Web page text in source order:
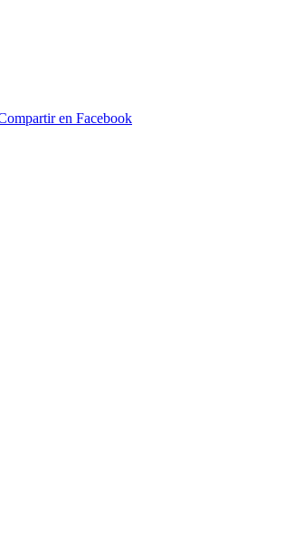
en Facebook